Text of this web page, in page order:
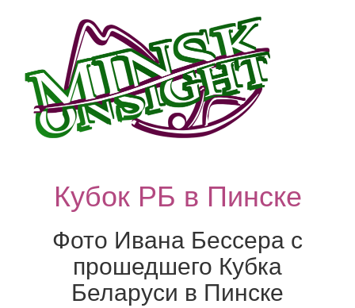
Кубок РБ в Пинске
Фото Ивана Бессера с
прошедшего Кубка
Беларуси в Пинске